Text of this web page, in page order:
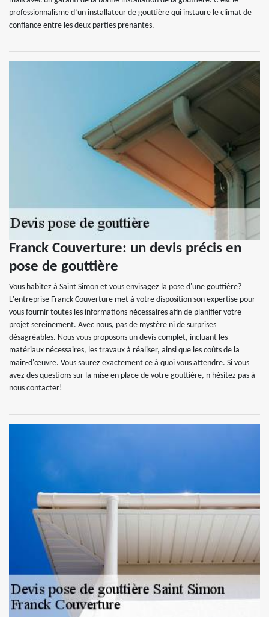
professionnalisme d’un installateur de gouttière qui instaure le climat de
confiance entre les deux parties prenantes.
Franck Couverture: un devis précis en
pose de gouttière
Vous habitez à Saint Simon et vous envisagez la pose d'une gouttière?
L'entreprise Franck Couverture met à votre disposition son expertise pour
vous fournir toutes les informations nécessaires afin de planifier votre
projet sereinement. Avec nous, pas de mystère ni de surprises
désagréables. Nous vous proposons un devis complet, incluant les
matériaux nécessaires, les travaux à réaliser, ainsi que les coûts de la
main-d'œuvre. Vous saurez exactement ce à quoi vous attendre. Si vous
avez des questions sur la mise en place de votre gouttière, n'hésitez pas à
nous contacter!